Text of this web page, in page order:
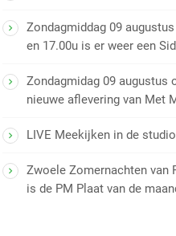
Zondagmiddag 09
en 17.00u is er weer een
Zondagmidag 09 augustus
nieuwe aflevering van Met
LIVE Meekijken in de
Zwoele Zomernachten van
is de PM Plaat van de